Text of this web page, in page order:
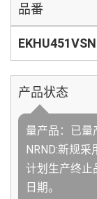
品番
产品状态
量产品：已量
NRND:新规
计划生产终止
日期。